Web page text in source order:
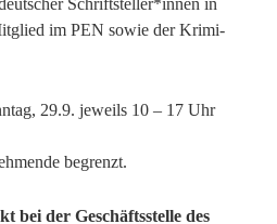
Schriftsteller*innen in
im PEN sowie der Krimi-
29.9. jeweils 10 – 17 Uhr
begrenzt.
bei der Geschäftsstelle des